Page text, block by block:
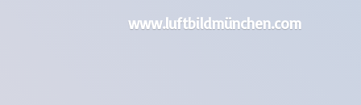
www.luftbildmünchen.com